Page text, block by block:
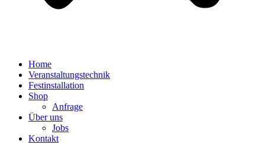
Home
Veranstaltungstechnik
Festinstallation
Shop
Anfrage
Über uns
Jobs
Kontakt